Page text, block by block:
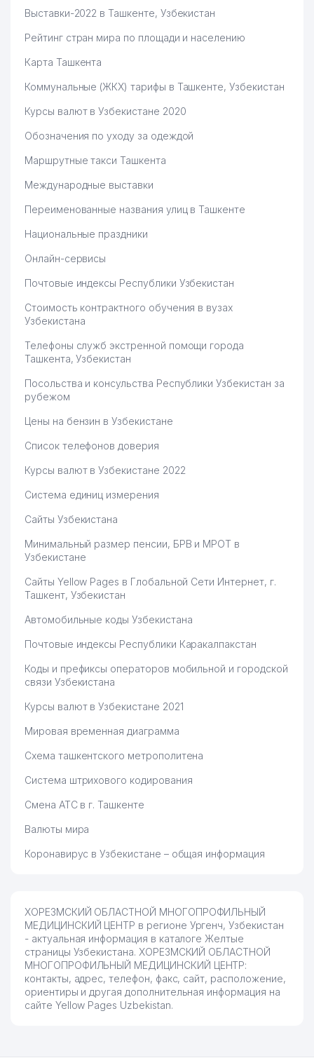
Выставки-2022 в Ташкенте, Узбекистан
Рейтинг стран мира по площади и населению
Карта Ташкента
Коммунальные (ЖКХ) тарифы в Ташкенте, Узбекистан
Курсы валют в Узбекистане 2020
Обозначения по уходу за одеждой
Маршрутные такси Ташкента
Международные выставки
Переименованные названия улиц в Ташкенте
Национальные праздники
Онлайн-сервисы
Почтовые индексы Республики Узбекистан
Стоимость контрактного обучения в вузах
Узбекистана
Телефоны служб экстренной помощи города
Ташкента, Узбекистан
Посольства и консульства Республики Узбекистан за
рубежом
Цены на бензин в Узбекистане
Список телефонов доверия
Курсы валют в Узбекистане 2022
Система единиц измерения
Сайты Узбекистана
Минимальный размер пенсии, БРВ и МРОТ в
Узбекистане
Сайты Yellow Pages в Глобальной Сети Интернет, г.
Ташкент, Узбекистан
Автомобильные коды Узбекистана
Почтовые индексы Республики Каракалпакстан
Коды и префиксы операторов мобильной и городской
связи Узбекистана
Курсы валют в Узбекистане 2021
Мировая временная диаграмма
Схема ташкентского метрополитена
Система штрихового кодирования
Смена АТС в г. Ташкенте
Валюты мира
Коронавирус в Узбекистане – общая информация
ХОРЕЗМСКИЙ ОБЛАСТНОЙ МНОГОПРОФИЛЬНЫЙ
МЕДИЦИНСКИЙ ЦЕНТР в регионе Ургенч, Узбекистан
- актуальная информация в каталоге Желтые
страницы Узбекистана. ХОРЕЗМСКИЙ ОБЛАСТНОЙ
МНОГОПРОФИЛЬНЫЙ МЕДИЦИНСКИЙ ЦЕНТР:
контакты, адрес, телефон, факс, сайт, расположение,
ориентиры и другая дополнительная информация на
сайте Yellow Pages Uzbekistan.